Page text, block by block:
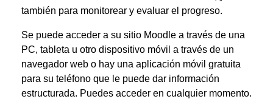
también para monitorear y evaluar el progreso.
Se puede acceder a su sitio Moodle a través de una
PC, tableta u otro dispositivo móvil a través de un
navegador web o hay una aplicación móvil gratuita
para su teléfono que le puede dar información
estructurada. Puedes acceder en cualquier momento.